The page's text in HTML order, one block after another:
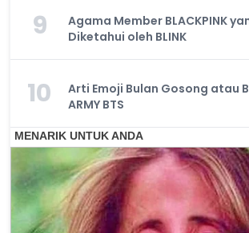
9
Agama Member BLACKPINK
Diketahui oleh BLINK
10
Arti Emoji Bulan Gosong atau
ARMY BTS